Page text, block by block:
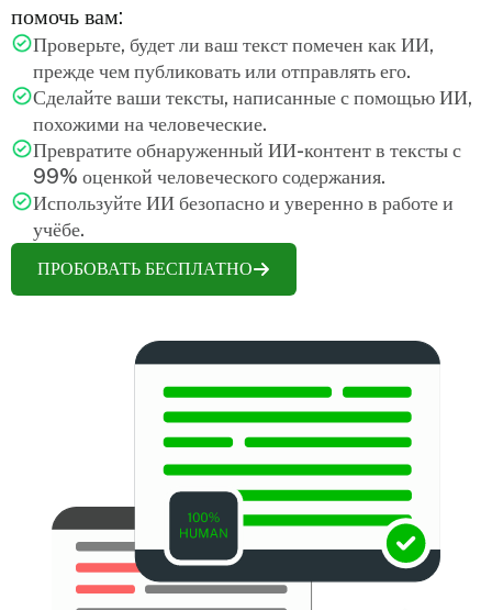
помочь вам:
Проверьте, будет ли ваш текст помечен как ИИ,
прежде чем публиковать или отправлять его.
Сделайте ваши тексты, написанные с помощью ИИ,
похожими на человеческие.
Превратите обнаруженный ИИ-контент в тексты с
99% оценкой человеческого содержания.
Используйте ИИ безопасно и уверенно в работе и
учёбе.
ПРОБОВАТЬ БЕСПЛАТНО